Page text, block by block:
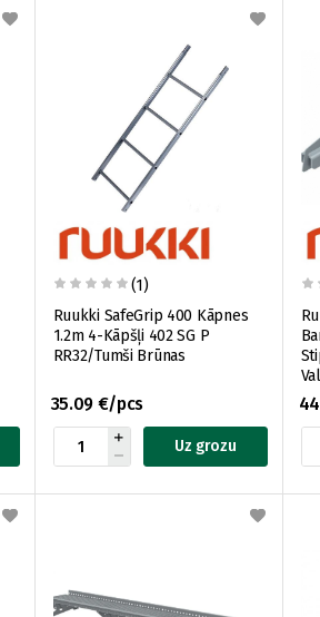
(1)
Ruukki SafeGrip 400 Kāpnes
1.2m 4-Kāpšļi 402 SG P
RR32/Tumši Brūnas
35.09 €/pcs
Uz grozu